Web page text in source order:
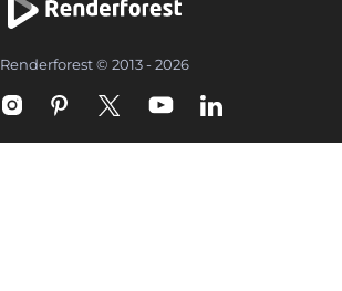
Renderforest © 2013 - 2026